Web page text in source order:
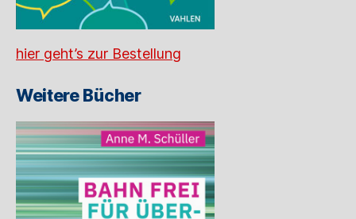
hier geht’s zur Bestellung
Weitere Bücher